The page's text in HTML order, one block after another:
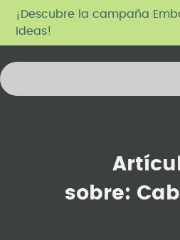
¡Descubre la campaña
Ideas!
sobre: